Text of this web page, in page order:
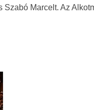
Szabó Marcelt. Az